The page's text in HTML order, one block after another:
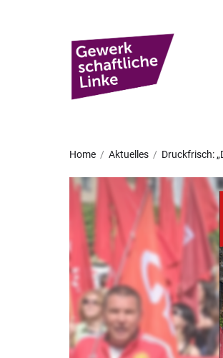
Home Aktuelles Druckfrisch: